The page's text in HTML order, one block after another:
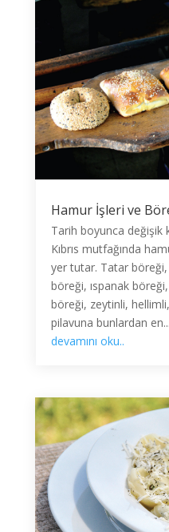
Hamur İşleri ve
Tarih boyunca değişik
Kıbrıs mutfağında
yer tutar. Tatar
böreği, ıspanak
böreği, zeytinli,
pilavuna bunlardan en...
devamını oku..